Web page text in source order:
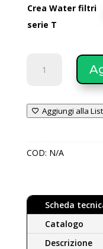
Crea Water filtri
serie T
Water
per
torbidità
quantità
Aggiungi alla
COD: N/A
Scheda
Catalogo
Descrizione